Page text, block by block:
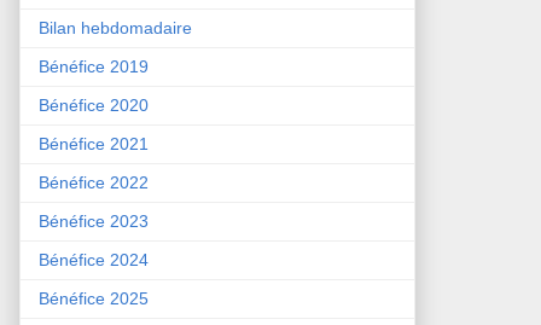
Bilan hebdomadaire
Bénéfice 2019
Bénéfice 2020
Bénéfice 2021
Bénéfice 2022
Bénéfice 2023
Bénéfice 2024
Bénéfice 2025